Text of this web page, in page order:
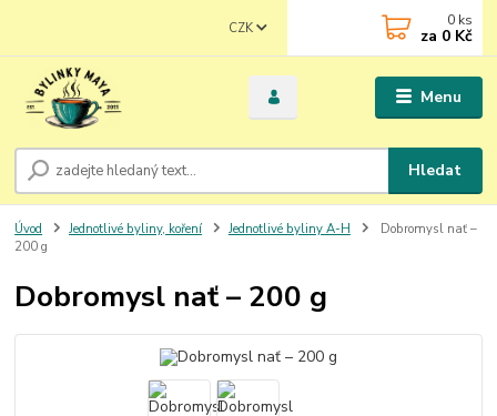
Menu
CZK
Hledat
0 ks
za 0 Kč
Úvod Jednotlivé byliny, koření Jednotlivé byliny A-H
Dobromysl nať –
200 g
Dobromysl nať – 200 g